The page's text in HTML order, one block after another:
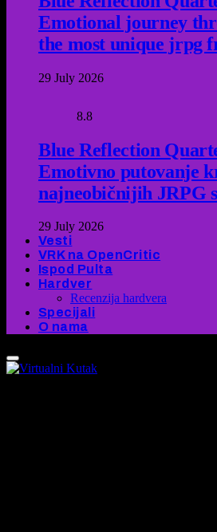
Emotional journey
the most unique jrpg
29 July 2026
8.8
Blue Reflection
Emotivno putovanje
najneobičnijih JRPG
29 July 2026
Vesti
VRK na OpenCritic
Ispod Pulta
Hardver
Recenzija hardvera
Specijali
O nama